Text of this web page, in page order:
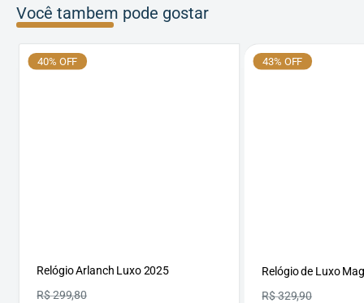
Você tambem pode gostar
40% OFF
Relógio Arlanch Luxo 2025
Preço
R$ 299,80
43% OFF
Relógio de Luxo
Preço
R$ 329,90